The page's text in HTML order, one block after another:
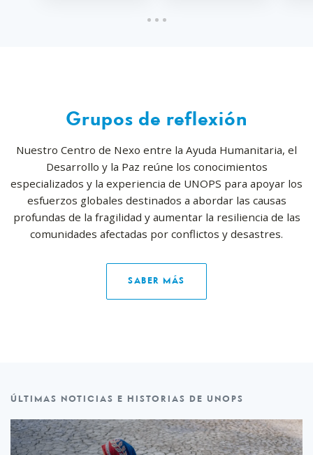
Grupos de reflexión
Nuestro Centro de Nexo entre la Ayuda Humanitaria, el
Desarrollo y la Paz reúne los conocimientos
especializados y la experiencia de UNOPS para apoyar los
esfuerzos globales destinados a abordar las causas
profundas de la fragilidad y aumentar la resiliencia de las
comunidades afectadas por conflictos y desastres.
SABER MÁS
ÚLTIMAS NOTICIAS E HISTORIAS DE UNOPS